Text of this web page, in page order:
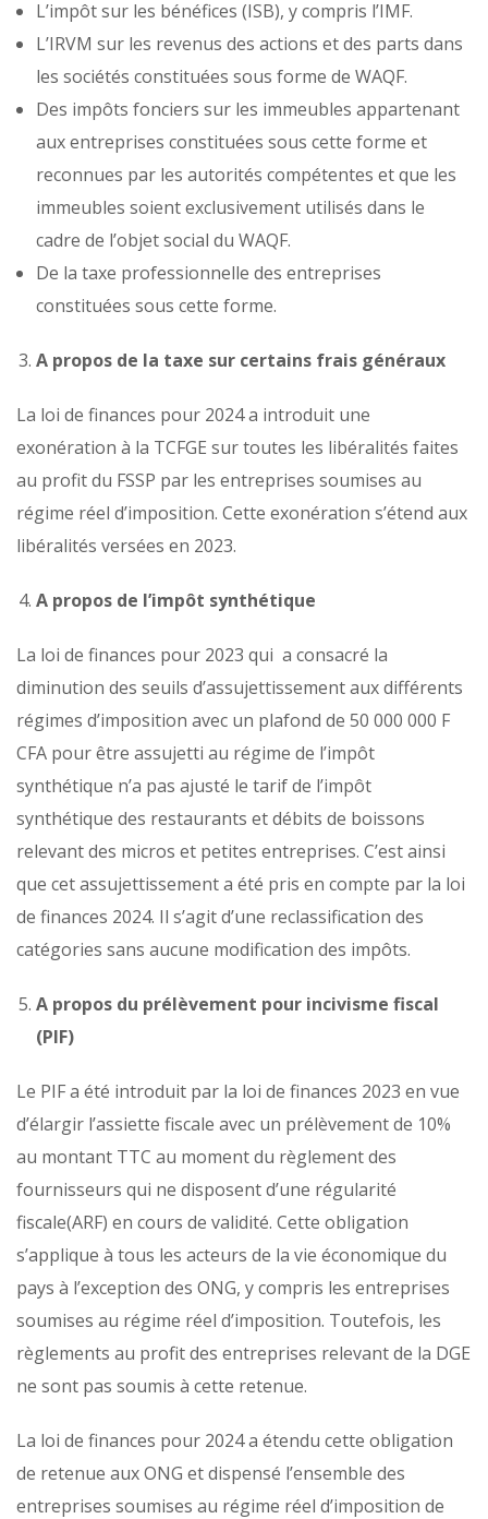
L’impôt sur les bénéfices (ISB), y compris l’IMF.
L’IRVM sur les revenus des actions et des parts dans
les sociétés constituées sous forme de WAQF.
Des impôts fonciers sur les immeubles appartenant
aux entreprises constituées sous cette forme et
reconnues par les autorités compétentes et que les
immeubles soient exclusivement utilisés dans le
cadre de l’objet social du WAQF.
De la taxe professionnelle des entreprises
constituées sous cette forme.
A propos de la taxe sur certains frais généraux
La loi de finances pour 2024 a introduit une
exonération à la TCFGE sur toutes les libéralités faites
au profit du FSSP par les entreprises soumises au
régime réel d’imposition. Cette exonération s’étend aux
libéralités versées en 2023.
A propos de l’impôt synthétique
La loi de finances pour 2023 qui a consacré la
diminution des seuils d’assujettissement aux différents
régimes d’imposition avec un plafond de 50 000 000 F
CFA pour être assujetti au régime de l’impôt
synthétique n’a pas ajusté le tarif de l’impôt
synthétique des restaurants et débits de boissons
relevant des micros et petites entreprises. C’est ainsi
que cet assujettissement a été pris en compte par la loi
de finances 2024. Il s’agit d’une reclassification des
catégories sans aucune modification des impôts.
A propos du prélèvement pour incivisme fiscal
(PIF)
Le PIF a été introduit par la loi de finances 2023 en vue
d’élargir l’assiette fiscale avec un prélèvement de 10%
au montant TTC au moment du règlement des
fournisseurs qui ne disposent d’une régularité
fiscale(ARF) en cours de validité. Cette obligation
s’applique à tous les acteurs de la vie économique du
pays à l’exception des ONG, y compris les entreprises
soumises au régime réel d’imposition. Toutefois, les
règlements au profit des entreprises relevant de la DGE
ne sont pas soumis à cette retenue.
La loi de finances pour 2024 a étendu cette obligation
de retenue aux ONG et dispensé l’ensemble des
entreprises soumises au régime réel d’imposition de